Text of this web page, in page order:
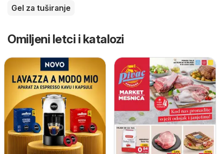
Gel za tuširanje
Omiljeni letci i katalozi